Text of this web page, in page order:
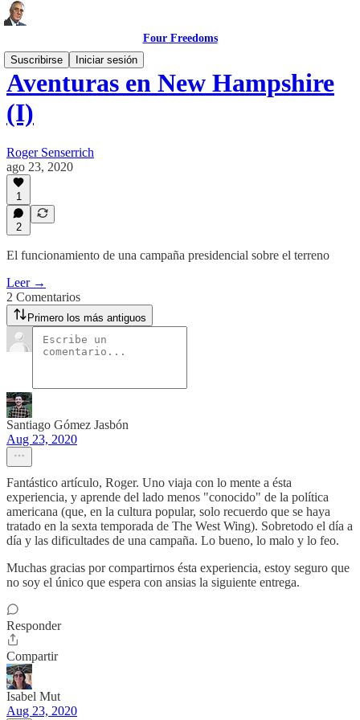
Four Freedoms
Suscribirse
Iniciar sesión
Aventuras en New Hampshire
(I)
Roger Senserrich
ago 23, 2020
1
2
El funcionamiento de una campaña presidencial sobre el terreno
Leer →
2 Comentarios
Primero los más antiguos
Santiago Gómez Jasbón
Aug 23, 2020
Fantástico artículo, Roger. Uno viaja con lo mente a ésta
experiencia, y aprende del lado menos "conocido" de la política
americana (que, en la cultura popular, solo recuerdo que se haya
tratado en la sexta temporada de The West Wing). Sobretodo el día a
día y las dificultades de una campaña. Lo bueno, lo malo y lo feo.
Muchas gracias por compartirnos ésta experiencia, estoy seguro que
no soy el único que espera con ansias la siguiente entrega.
Responder
Compartir
Isabel Mut
Aug 23, 2020